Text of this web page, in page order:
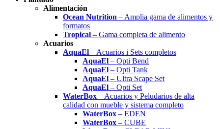
Alimentación
Ocean Nutrition – Amplia gama de alimentos y
formatos
Tropical – Gama completa de alimento
Acuarios
AquaEl – Acuarios i Sets completos
AquaEl – Opti Bend
AquaEl – Opti Tank
AquaEl – Ultra Scape Set
AquaEl – Opti Set
WaterBox – Acuarios y Peludarios de alta
calidad con mueble y sistema completo
WaterBox – EDEN
WaterBox – CUBE